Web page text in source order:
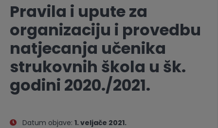
Pravila i upute za
organizaciju i provedbu
natjecanja učenika
strukovnih škola u šk.
godini 2020./2021.
Datum objave: 1. veljače 2021.